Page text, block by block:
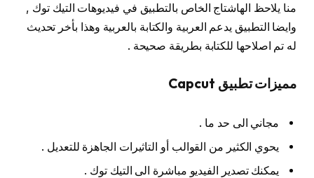
منا يلاحظ الهاشتاج الخاص بالتطبيق في فيديوهات التيك توك ,
وايضا التطبيق يدعم العربية والكتابة بالعربية وهذا بأخر تحديث
له تم اصلاحها للكتابة بطريقة صحيحة .
مميزات تطبيق Capcut
مجاني الى حد ما .
يحوي الكثير من القوالب أو التاثيرات الجاهزة للتعديل .
يمكنك تصدير الفيديو مباشرة الى التيك توك .